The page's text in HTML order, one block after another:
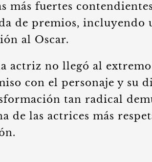
más fuertes
de premios, incluyendo
al Oscar.
actriz no llegó al
con el personaje y su
tan radical
de las actrices más